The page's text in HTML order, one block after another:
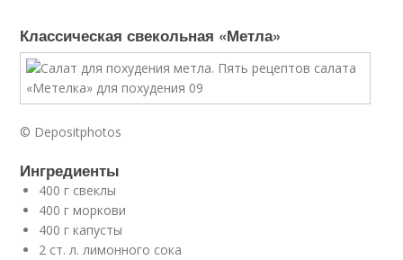
Классическая свекольная «Метла»
© Depositphotos
Ингредиенты
400 г свеклы
400 г моркови
400 г капусты
2 ст. л. лимонного сока